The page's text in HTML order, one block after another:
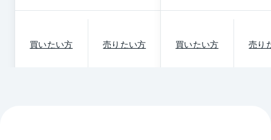
買いたい方 売りたい方 買いたい方 売り